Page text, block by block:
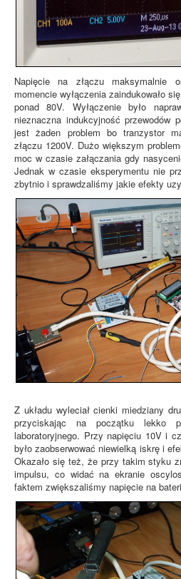
Napięcie na złączu maksymalnie
momencie wyłączenia zaindukowało
ponad 80V. Wyłączenie było
nieznaczna indukcyjność przewodów
jest żaden problem bo tranzystor
złączu 1200V. Dużo większym
moc w czasie załączania gdy
Jednak w czasie eksperymentu nie
zbytnio i sprawdzaliśmy jakie efekty
Z układu wyleciał cienki miedziany
przyciskając na początku lekko
laboratoryjnego. Przy napięciu 10V i
było zaobserwować niewielką iskrę i
Okazało się też, że przy takim styku
impulsu, co widać na ekranie
faktem zwiększaliśmy napięcie na